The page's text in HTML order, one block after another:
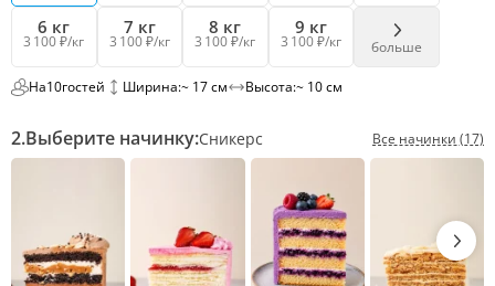
6 кг
3 100 ₽/кг
7 кг
3 100 ₽/кг
8 кг
3 100 ₽/кг
9 кг
3 100 ₽/кг больше
На10гостей Ширина:~ 17 см Высота:~ 10 см
2.Выберите начинку:Сникерс Все начинки (17)